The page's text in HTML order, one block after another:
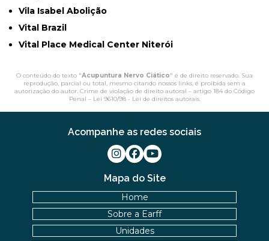
Vila Isabel Abolição
Vital Brazil
Vital Place Medical Center Niterói
O conteúdo do texto "Acupuntura Nervo Ciático" é de direito reservado. Sua
reprodução, parcial ou total, mesmo citando nossos links, é proibida sem a
autorização do autor. Crime de violação de direito autoral – artigo 184 do Código
Penal – Lei 9610/98 - Lei de direitos autorais.
Mapa do Site
Home
Sobre a Earff
Unidades
Acompanhe as redes sociais